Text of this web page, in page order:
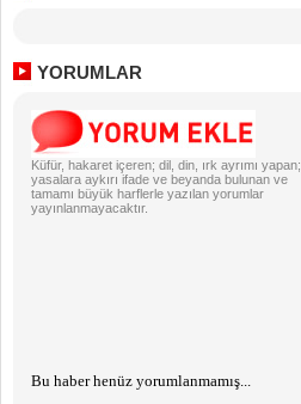
YORUMLAR
Küfür, hakaret içeren; dil, din, ırk ayrımı yapan;
yasalara aykırı ifade ve beyanda bulunan ve
tamamı büyük harflerle yazılan yorumlar
yayınlanmayacaktır.
Bu haber henüz yorumlanmamış...